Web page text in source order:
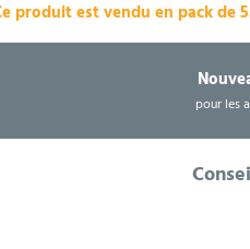
produit est vendu en pack de
pour les